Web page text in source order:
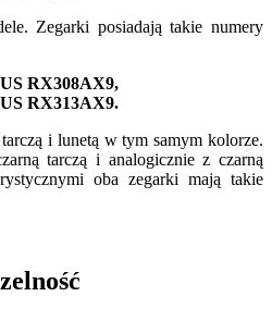
Zegarki posiadają takie numery
RX308AX9,
RX313AX9.
i lunetą w tym samym kolorze.
tarczą i analogicznie z czarną
oba zegarki mają takie